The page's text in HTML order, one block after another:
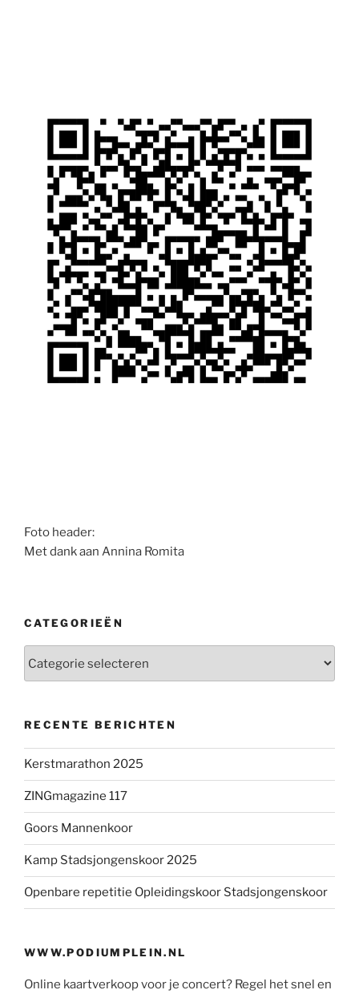
Foto header:
Met dank aan Annina Romita
CATEGORIEËN
RECENTE BERICHTEN
Kerstmarathon 2025
ZINGmagazine 117
Goors Mannenkoor
Kamp Stadsjongenskoor 2025
Openbare repetitie Opleidingskoor Stadsjongenskoor
WWW.PODIUMPLEIN.NL
Online kaartverkoop voor je concert? Regel het snel en